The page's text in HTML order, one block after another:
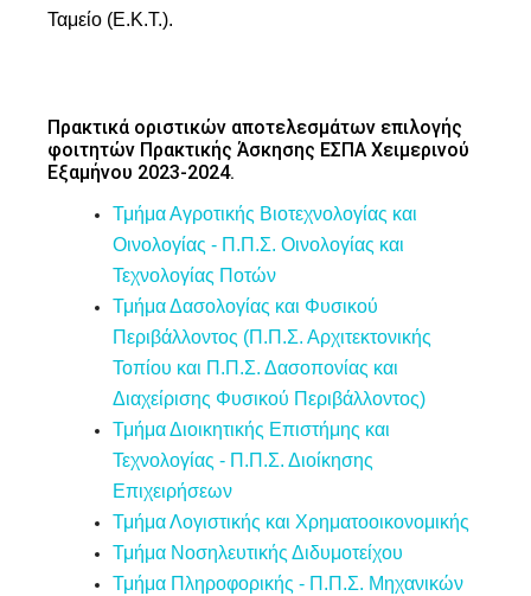
Ταμείο (Ε.Κ.Τ.).
Πρακτικά οριστικών αποτελεσμάτων επιλογής
φοιτητών Πρακτικής Άσκησης ΕΣΠΑ Χειμερινού
Εξαμήνου 2023-2024.
Τμήμα Αγροτικής Βιοτεχνολογίας και
Οινολογίας - Π.Π.Σ. Οινολογίας και
Τεχνολογίας Ποτών
Τμήμα Δασολογίας και Φυσικού
Περιβάλλοντος (Π.Π.Σ. Αρχιτεκτονικής
Τοπίου και Π.Π.Σ. Δασοπονίας και
Διαχείρισης Φυσικού Περιβάλλοντος)
Τμήμα Διοικητικής Επιστήμης και
Τεχνολογίας - Π.Π.Σ. Διοίκησης
Επιχειρήσεων
Τμήμα Λογιστικής και Χρηματοοικονομικής
Τμήμα Νοσηλευτικής Διδυμοτείχου
Τμήμα Πληροφορικής - Π.Π.Σ. Μηχανικών